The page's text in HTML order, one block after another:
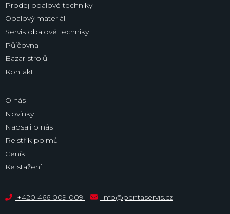
Prodej obalové techniky
Obalový materiál
Servis obalové techniky
Půjčovna
Bazar strojů
Kontakt
O nás
Novinky
Napsali o nás
Rejstřík pojmů
Ceník
Ke stažení
+420 466 009 009 info@pentaservis.cz